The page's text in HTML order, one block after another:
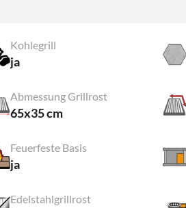
Kohlegrill
ja
Abmessung Grillrost
65x35 cm
Feuerfeste Basis
ja
Edelstahlgrillrost